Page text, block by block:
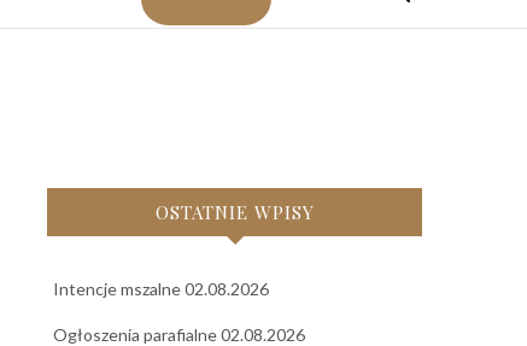
OSTATNIE WPISY
Intencje mszalne 02.08.2026
Ogłoszenia parafialne 02.08.2026